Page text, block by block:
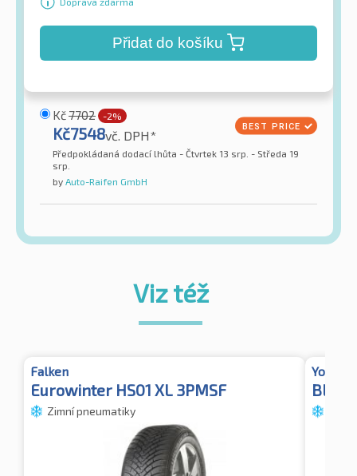
Přidat do košíku
Kč7702 -2%
Kč7548vč. DPH*
Předpokládaná dodací lhůta - Čtvrtek 13 srp. - Středa 19
srp.
by Auto-Raifen GmbH
Viz též
Falken
Eurowinter HS01 XL 3PMSF
Zimní pneumatiky